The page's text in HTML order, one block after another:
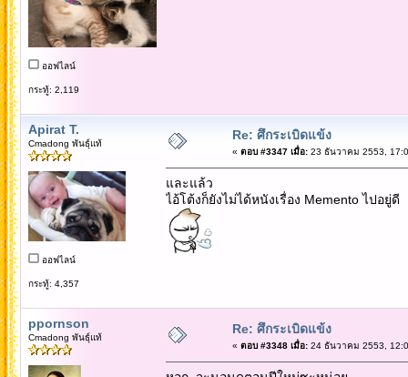
ออฟไลน์
กระทู้: 2,119
Apirat T.
Cmadong พันธุ์แท้
ออฟไลน์
กระทู้: 4,357
Re: ศึกระเบิดแข้ง
« ตอบ #3347 เมื่อ:23 ธันวาคม 2553,
และแล้ว
ไอ้โต้งก็ยังไม่ได้หนังเรื่อง Memento ไปอยู่ดี
ppornson
Cmadong พันธุ์แท้
Re: ศึกระเบิดแข้ง
« ตอบ #3348 เมื่อ:24 ธันวาคม 2553,